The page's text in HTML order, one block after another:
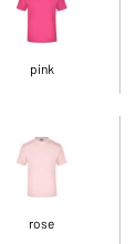
pink
rose